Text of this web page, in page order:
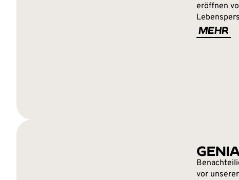
eröffnen
MEHR
vor